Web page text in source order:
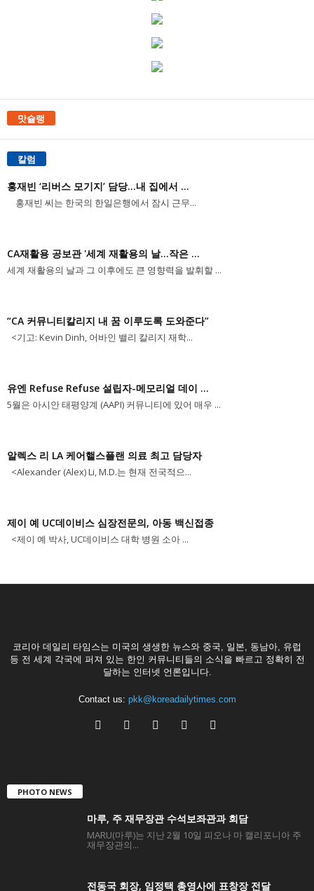
맛슐랭
칼럼
홍재빈 ‘리버스 모기지’ 담당...내 집에서 ...
홍재빈 씨는 한국의 한일은행에서 잠시 근무...
CA재활용 공보관 '세계 재활용의 날...작은 ...
세계 재활용의 날과 그 이후에도 큰 영향력을 발휘할 ...
“CA 커뮤니티칼리지 내 꿈 이루도록 도와준다”
<기고: Kevin Dinh, 어바인 밸리 칼리지 재학...
유엔 Refuse Refuse 설립자-메모리얼 데이 ...
5월은 아시안 태평양계 (AAPI) 커뮤니티에 있어 매우 ...
알렉스 리 LA 케어핼스플랜 의료 최고 담당자
<Alexander (Alex) Li, M.D.는 현재 전국적으...
제이 예 UC데이비스 심장전문의, 아동 백신접종
<제이 예 박사, UC데이비스 대학 병원 소아 ...
코리아 데일리 타임스는 미국의 생생한 뉴스와 중국, 일본, 동남아, 유럽
등 전 세계 각국에 퍼져 있는 한인 커뮤니티들의 소식을 빠르고 정확히 전
달하는 인터넷 언론입니다.
Contact us: pkk@koreadailytimes.com
PHOTO NEWS
마루, 주 재무장관 수석보좌관과 회담
MARU(마루)는 지난 2월 10일 피오나 마 캘리포니아 주
재무장관의...
전동국 회장, 임정택 총영사에 표창장 전달